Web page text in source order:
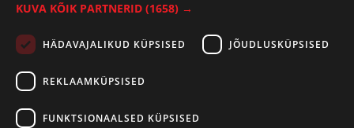
KUVA KÕIK PARTNERID (1658) →
HÄDAVAJALIKUD KÜPSISED JÕUDLUSKÜPSISED
REKLAAMKÜPSISED
FUNKTSIONAALSED KÜPSISED